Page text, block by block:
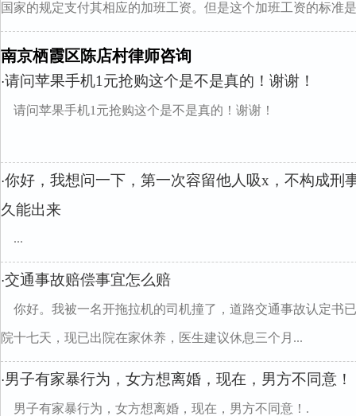
国家的规定支付其相应的加班工资。但是这个加班工资的标准
南京栖霞区陈店村律师咨询
·请问苹果手机1元抢购这个是不是真的！谢谢！
请问苹果手机1元抢购这个是不是真的！谢谢！
·你好，我想问一下，第一次容留他人吸x，不构成刑
久能出来
...
·交通事故赔偿事宜怎么赔
你好。我被一名开拖拉机的司机撞了，道路交通事故认定书
院十七天，现已出院在家休养，医生建议休息三个月...
·男子有家暴行为，女方想离婚，现在，男方不同意！
男子有家暴行为，女方想离婚，现在，男方不同意！.